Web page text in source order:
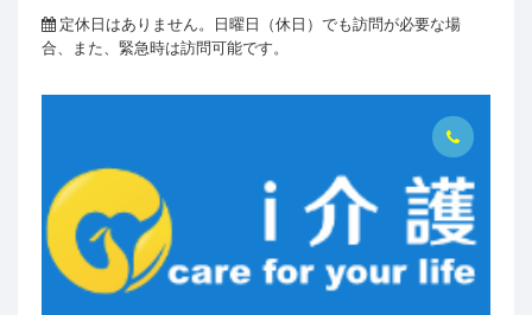
定休日はありません。日曜日（休日）でも訪問が必要な場
合、また、緊急時は訪問可能です。